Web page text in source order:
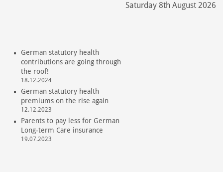
Saturday 8th August 2026
German statutory health
contributions are going through
the roof!
18.12.2024
German statutory health
premiums on the rise again
12.12.2023
Parents to pay less for German
Long-term Care insurance
19.07.2023